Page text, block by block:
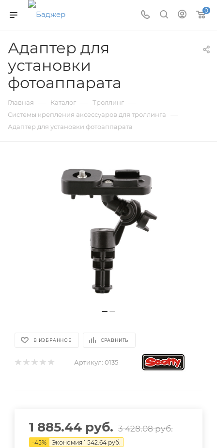
0
Адаптер для
установки
фотоаппарата
Главная — Каталог — Троллинг —
Системы крепления аксессуаров для троллинга —
Адаптер для установки фотоаппарата
В ИЗБРАННОЕ СРАВНИТЬ
Артикул: 0135
1 885.44 руб. 3 428.08руб.
-45% Экономия 1 542.64 руб.